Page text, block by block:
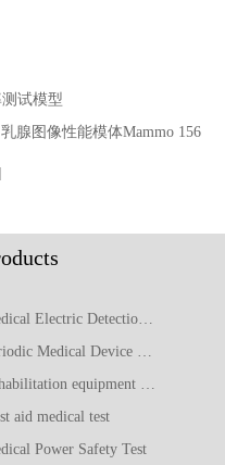
试模型
乳腺图像性能模体Mammo 156
aid medical test
Power Safety Test